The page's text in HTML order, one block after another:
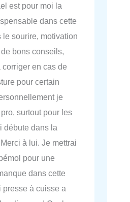
est pour moi la
dans cette
le sourire, motivation
bons conseils,
en cas de
pour certain
je
surtout pour les
débute dans la
à lui. Je mettrai
pour une
dans cette
presse à cuisse a